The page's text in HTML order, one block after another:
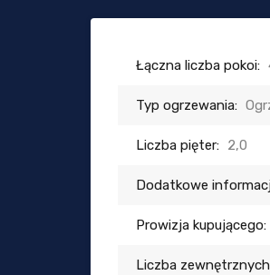
Łączna liczba pokoi:
Typ ogrzewania:
Liczba pięter: 2,0
Dodatkowe
Prowizja kupującego:
Liczba